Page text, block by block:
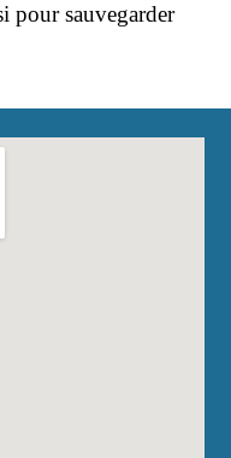
pour sauvegarder